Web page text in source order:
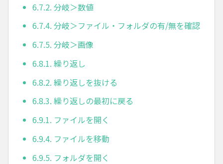
6.7.2. 分岐＞数値
6.7.4. 分岐＞ファイル・フォルダの有/無を確認
6.7.5. 分岐＞画像
6.8.1. 繰り返し
6.8.2. 繰り返しを抜ける
6.8.3. 繰り返しの最初に戻る
6.9.1. ファイルを開く
6.9.4. ファイルを移動
6.9.5. フォルダを開く